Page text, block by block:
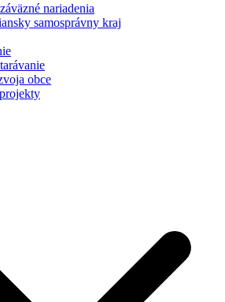
nariadenia
samosprávny kraj
obce